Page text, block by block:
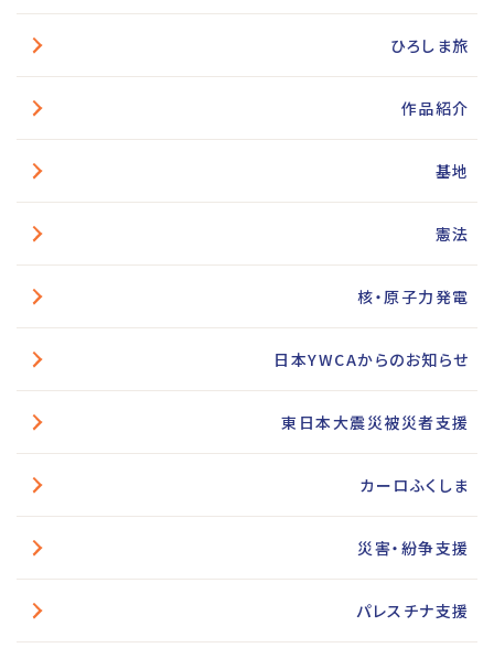
ひろしま旅
作品紹介
基地
憲法
核・原子力発電
日本YWCAからのお知らせ
東日本大震災被災者支援
カーロふくしま
災害・紛争支援
パレスチナ支援